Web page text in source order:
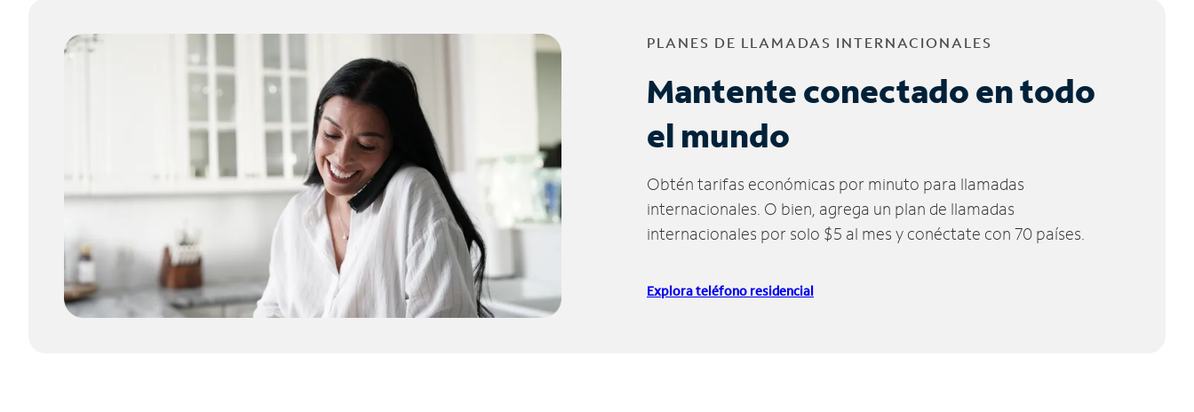
PLANES DE LLAMADAS INTERNACIONALES
Mantente conectado en todo
el mundo
Obtén tarifas económicas por minuto para llamadas
internacionales. O bien, agrega un plan de llamadas
internacionales por solo $5 al mes y conéctate con 70 países.
Explora teléfono residencial